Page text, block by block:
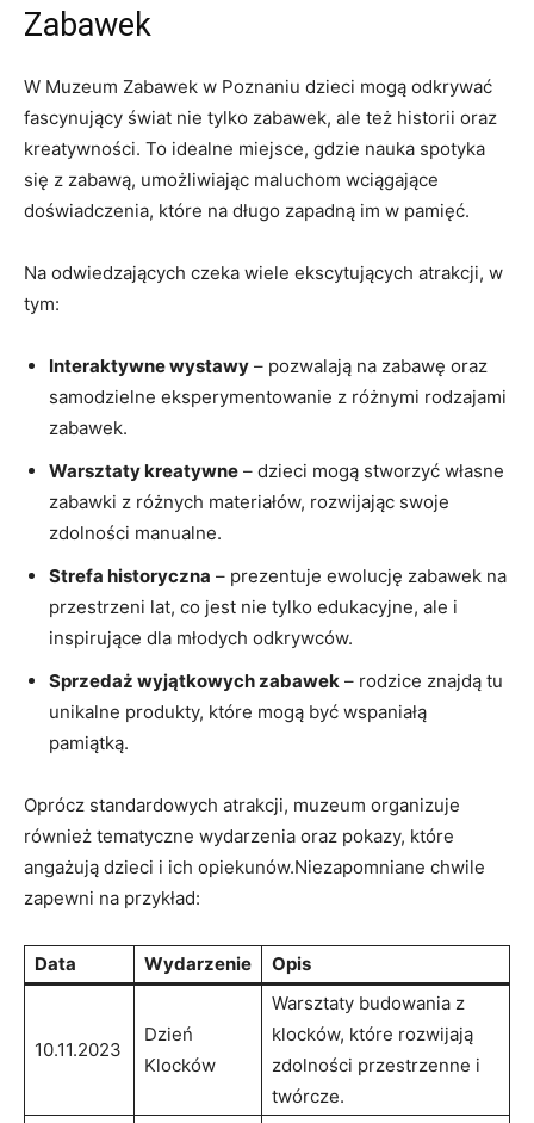
Zabawek
W Muzeum Zabawek w Poznaniu dzieci mogą odkrywać
fascynujący świat⁣ nie tylko zabawek,⁢ ale też historii oraz
kreatywności. To idealne miejsce, gdzie nauka spotyka
się z zabawą, umożliwiając maluchom wciągające
doświadczenia, które na długo zapadną im ​w pamięć.
Na odwiedzających czeka wiele ekscytujących atrakcji,⁤ w⁤
tym:
Interaktywne wystawy – pozwalają na⁣ zabawę oraz
samodzielne eksperymentowanie z⁣ różnymi rodzajami
zabawek.
Warsztaty kreatywne – dzieci mogą stworzyć własne
zabawki z różnych materiałów, rozwijając swoje
zdolności manualne.
Strefa historyczna ⁣–‍ prezentuje ewolucję zabawek na
przestrzeni lat, co jest nie ⁣tylko edukacyjne, ale i
inspirujące dla młodych odkrywców.
Sprzedaż⁤ wyjątkowych zabawek – rodzice znajdą ⁤tu
unikalne produkty, które mogą być wspaniałą
pamiątką.
Oprócz ⁣standardowych⁤ atrakcji, muzeum organizuje
również tematyczne ⁤wydarzenia oraz pokazy, które‍
angażują ‌dzieci​ i‌ ich opiekunów.Niezapomniane chwile
zapewni⁤ na przykład:
Data Wydarzenie Opis
10.11.2023
Dzień
Klocków
Warsztaty budowania z
klocków, które rozwijają
zdolności przestrzenne i
twórcze.